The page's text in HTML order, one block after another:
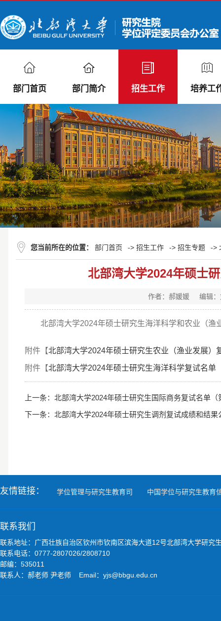
部门首页 部门简介 招生工作 培养工
您当前所在的位置： 部门首页 -> 招生工作 -> 招生专题 ->
北部湾大学2024年硕士
作者：郝媛媛 编辑
北部湾大学2024年硕士研究生海洋科学和农业（渔
附件【北部湾大学2024年硕士研究生农业（渔业发展）
附件【北部湾大学2024年硕士研究生海洋科学复试名单
上一条： 北部湾大学2024年硕士研究生国际商务复试名单（
下一条： 北部湾大学2024年硕士研究生调剂复试成绩和结
友情链接： 学位管理与研究生教育司 中国学位与研究生教育
联系我们
联系地址：广西壮族自治区钦州市钦南区滨海大道12号北部湾大学研究
联系电话：0777-2807026/2808710
邮编：535011
联系人：郝老师 尹老师 Email：yjs@bbgu.edu.cn